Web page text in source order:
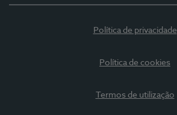
Política de privacidade
Política de cookies
Termos de utilização